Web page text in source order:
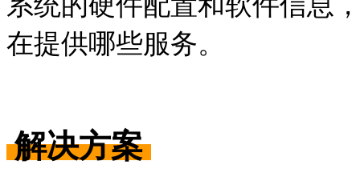
在提供哪些服务。
解决方案